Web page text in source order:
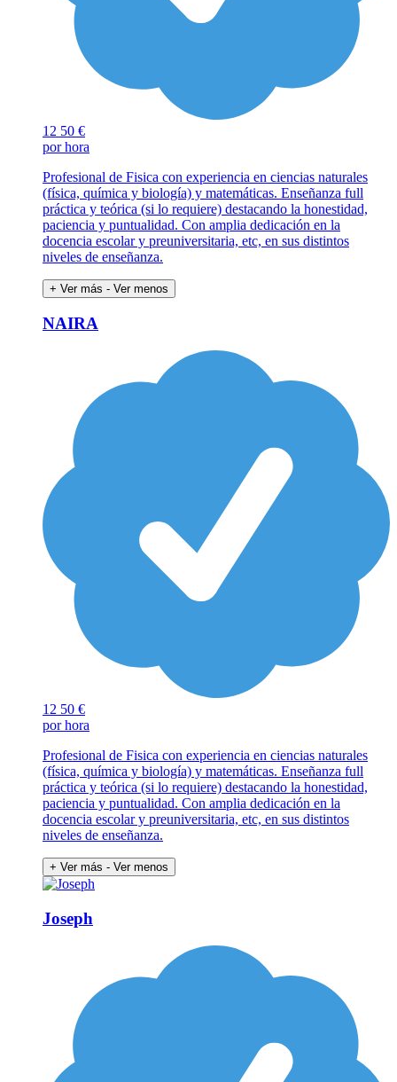
12 50 €
por hora
Profesional de Fisica con experiencia en ciencias naturales
(física, química y biología) y matemáticas. Enseñanza full
práctica y teórica (si lo requiere) destacando la honestidad,
paciencia y puntualidad. Con amplia dedicación en la
docencia escolar y preuniversitaria, etc, en sus distintos
niveles de enseñanza.
+ Ver más - Ver menos
NAIRA
12 50 €
por hora
Profesional de Fisica con experiencia en ciencias naturales
(física, química y biología) y matemáticas. Enseñanza full
práctica y teórica (si lo requiere) destacando la honestidad,
paciencia y puntualidad. Con amplia dedicación en la
docencia escolar y preuniversitaria, etc, en sus distintos
niveles de enseñanza.
+ Ver más - Ver menos
Joseph